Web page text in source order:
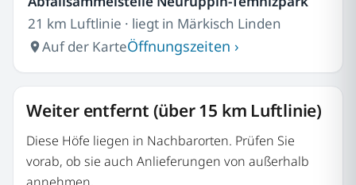
21 km Luftlinie · liegt in Märkisch Linden
Auf der KarteÖffnungszeiten ›
Weiter entfernt (über 15 km Luftlinie)
Diese Höfe liegen in Nachbarorten. Prüfen Sie
vorab, ob sie auch Anlieferungen von außerhalb